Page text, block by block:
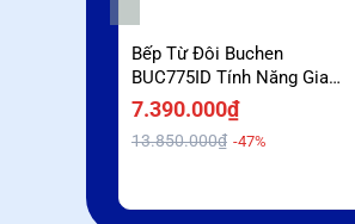
Bếp Từ Đôi Buchen
BUC775ID Tính Năng Gia
Nhiệt Nhanh Booster Giá Sập
7.390.000₫
13.850.000₫ -47%